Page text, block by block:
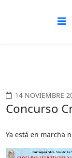
14 NOVIEMBRE
Concurso
Ya está en marcha